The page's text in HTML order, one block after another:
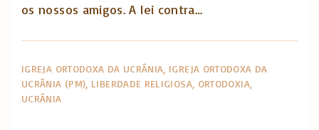
os nossos amigos. A lei contra…
IGREJA ORTODOXA DA UCRÂNIA IGREJA ORTODOXA DA
UCRÂNIA (PM) LIBERDADE RELIGIOSA ORTODOXIA
UCRÂNIA